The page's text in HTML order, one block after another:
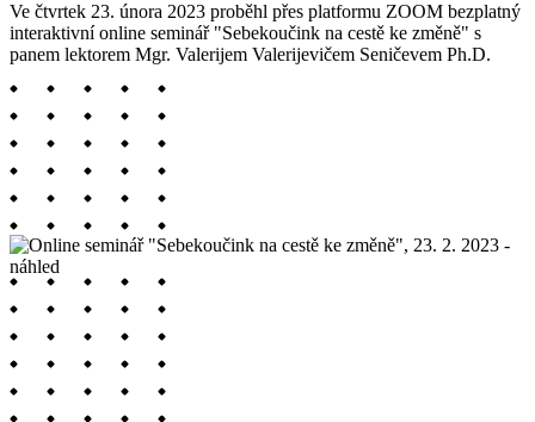
Ve čtvrtek 23. února 2023 proběhl přes platformu ZOOM bezplatný
interaktivní online seminář "Sebekoučink na cestě ke změně" s
panem lektorem Mgr. Valerijem Valerijevičem Seničevem Ph.D.